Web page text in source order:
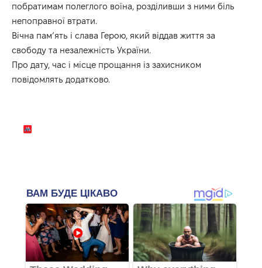
побратимам полеглого воїна, розділивши з ними біль
непоправної втрати.
Вічна пам’ять і слава Герою, який віддав життя за
свободу та незалежність України.
Про дату, час і місце прощання із захисником
повідомлять додатково.